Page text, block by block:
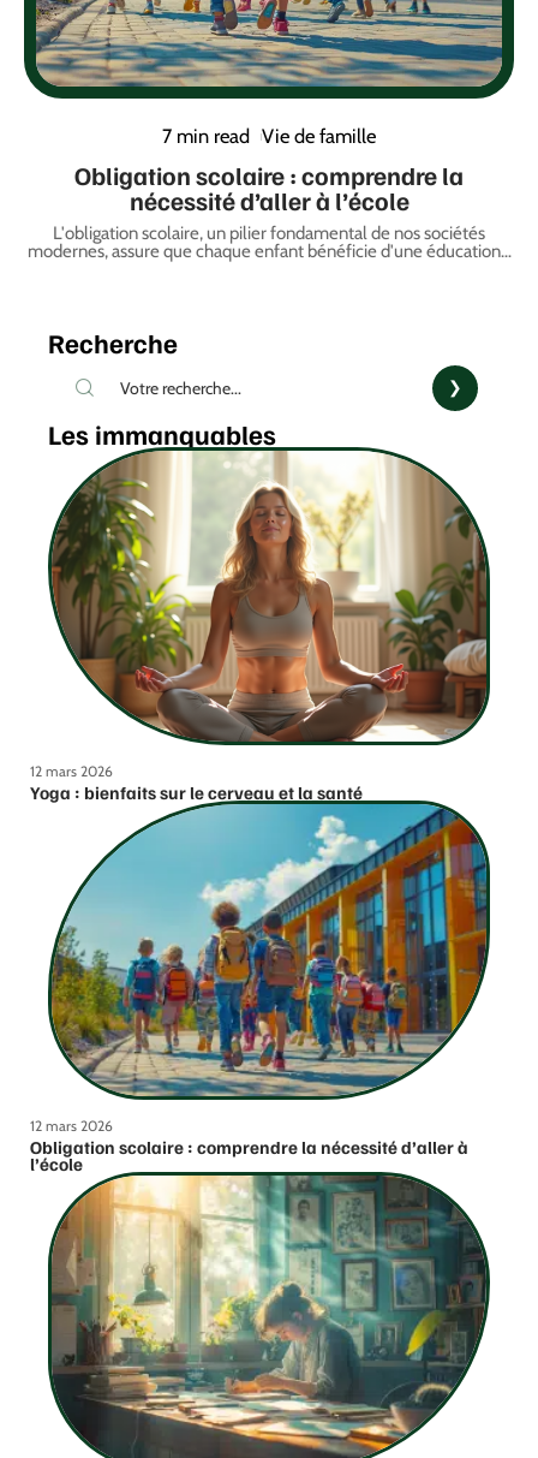
7 min read Vie de famille
Obligation scolaire : comprendre la
nécessité d’aller à l’école
L'obligation scolaire, un pilier fondamental de nos sociétés
modernes, assure que chaque enfant bénéficie d'une éducation…
Recherche
Les immanquables
12 mars 2026
Yoga : bienfaits sur le cerveau et la santé
12 mars 2026
Obligation scolaire : comprendre la nécessité d’aller à
l’école